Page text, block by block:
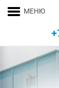
МЕНЮ